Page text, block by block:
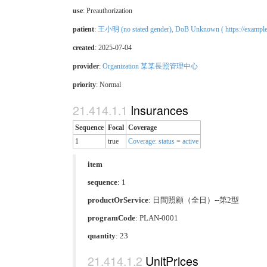
use: Preauthorization
patient: 王小明 (no stated gender), DoB Unknown ( https://
created: 2025-07-04
provider: Organization 某某長照管理中心
priority: Normal
Insurances
Sequence Focal Coverage
1
true Coverage: status = active
item
sequence: 1
productOrService: 日間照顧（全日）--第2型
programCode: PLAN-0001
quantity: 23
UnitPrices